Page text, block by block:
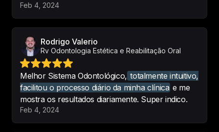
assinatura digital fez minha clínica
dar um passo pro futuro.
-Marcos Schultz •MS Odontologia
Feb 4, 2024
Rodrigo Valerio
Rv Odontologia Estética e Reabilitação Oral
Melhor Sistema Odontológico, totalmente intuitivo,
facilitou o processo diário da minha clínica e me
mostra os resultados diariamente. Super indico.
Feb 4, 2024